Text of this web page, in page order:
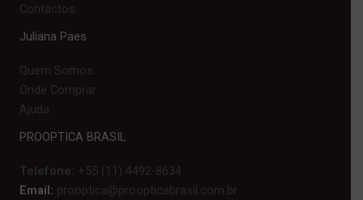
Contactos
Juliana Paes
Quem Somos
Onde Comprar
Ajuda
PROOPTICA BRASIL
Telefone: +55 (11) 4492-8634
Email: prooptica@proopticabrasil.com.br